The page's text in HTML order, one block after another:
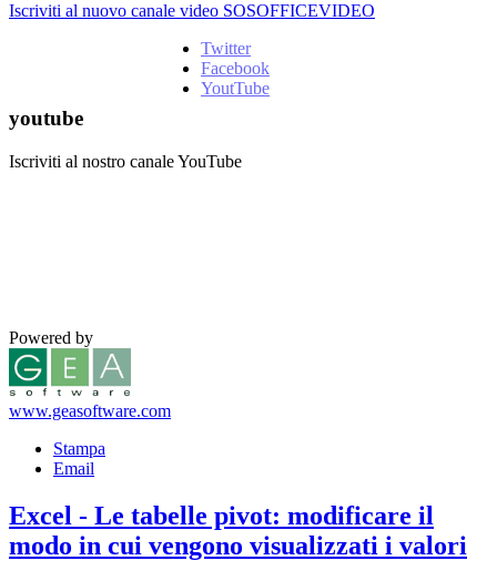
Iscriviti al nuovo canale video SOSOFFICEVIDEO
Twitter
Facebook
YoutTube
youtube
Iscriviti al nostro canale YouTube
Powered by
www.geasoftware.com
Stampa
Email
Excel - Le tabelle pivot: modificare il
modo in cui vengono visualizzati i valori